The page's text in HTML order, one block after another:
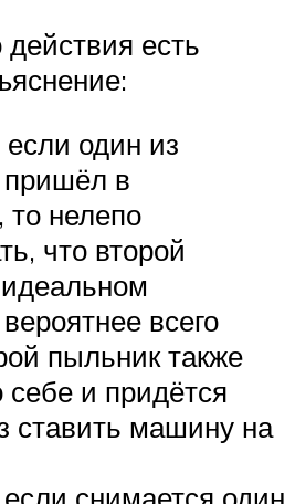
есть
один из
в
то нелепо
что второй
всего
пыльник также
и придётся
ставить машину на